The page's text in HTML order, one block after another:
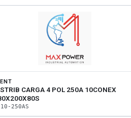
CARGA 4 POL 250A 10CONEX
250AS